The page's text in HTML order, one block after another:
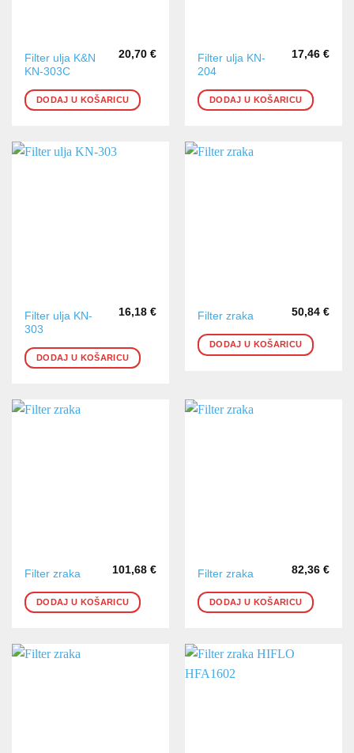
Filter ulja K&N
KN-303C
20,70 €
DODAJ U KOŠARICU
Filter ulja KN-
204
17,46 €
DODAJ U KOŠARICU
Filter ulja KN-
303
16,18 €
DODAJ U KOŠARICU
Filter zraka 50,84 €
DODAJ U KOŠARICU
Filter zraka 101,68 €
DODAJ U KOŠARICU
Filter zraka 82,36 €
DODAJ U KOŠARICU